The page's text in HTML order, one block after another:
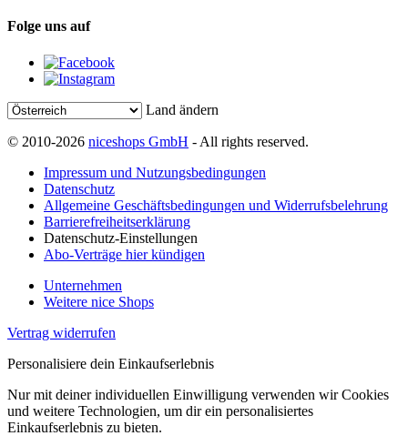
Folge uns auf
Land ändern
© 2010-2026 niceshops GmbH - All rights reserved.
Impressum und Nutzungsbedingungen
Datenschutz
Allgemeine Geschäftsbedingungen und Widerrufsbelehrung
Barrierefreiheitserklärung
Datenschutz-Einstellungen
Abo-Verträge hier kündigen
Unternehmen
Weitere nice Shops
Vertrag widerrufen
Personalisiere dein Einkaufserlebnis
Nur mit deiner individuellen Einwilligung verwenden wir Cookies
und weitere Technologien, um dir ein personalisiertes
Einkaufserlebnis zu bieten.